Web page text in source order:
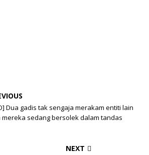
Dua gadis tak sengaja merakam entiti lain
mereka sedang bersolek dalam tandas
NEXT